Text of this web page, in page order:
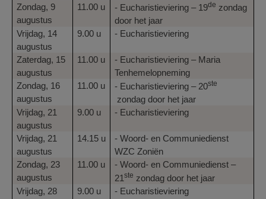
Zondag, 9
augustus
11.00 u - Eucharistieviering – 19de zondag
door het jaar
Vrijdag, 14
augustus
9.00 u - Eucharistieviering
Zaterdag, 15
augustus
11.00 u
- Eucharistieviering – Maria
Tenhemelopneming
Zondag, 16
augustus
11.00 u - Eucharistieviering – 20ste
zondag door het jaar
Vrijdag, 21
augustus
9.00 u - Eucharistieviering
Vrijdag, 21
augustus
14.15 u
- Woord- en Communiedienst
WZC Zoniën
Zondag, 23
augustus
11.00 u
- Woord- en Communiedienst –
21 ste zondag door het jaar
Vrijdag, 28
9.00 u - Eucharistieviering